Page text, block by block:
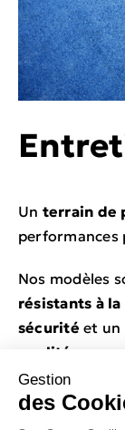
Un terrain de
performances
Nos modèles
résistants à
sécurité et un
qualité
L’entretien
brosser le